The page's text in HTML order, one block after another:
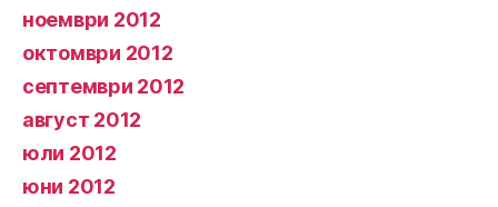
ноември 2012
октомври 2012
септември 2012
август 2012
юли 2012
юни 2012